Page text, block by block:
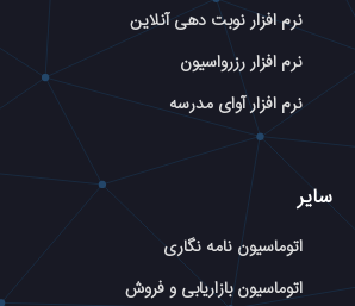
نرم افزار نوبت دهی آنلاین
نرم افزار رزرواسیون
نرم افزار آوای مدرسه
سایر
اتوماسیون نامه نگاری
اتوماسیون بازاریابی و فروش